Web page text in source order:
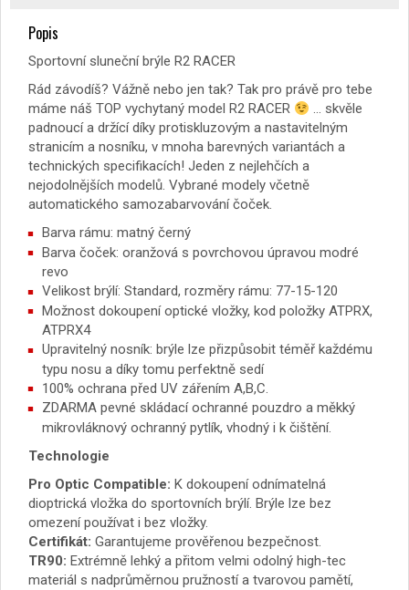
Popis
Sportovní sluneční brýle R2 RACER
Rád závodíš? Vážně nebo jen tak? Tak pro právě pro tebe
máme náš TOP vychytaný model R2 RACER
… skvěle
padnoucí a držící díky protiskluzovým a nastavitelným
stranicím a nosníku, v mnoha barevných variantách a
technických specifikacích! Jeden z nejlehčích a
nejodolnějších modelů. Vybrané modely včetně
automatického samozabarvování čoček.
Barva rámu: matný černý
Barva čoček: oranžová s povrchovou úpravou modré
revo
Velikost brýlí: Standard, rozměry rámu: 77-15-120
Možnost dokoupení optické vložky, kod položky ATPRX,
ATPRX4
Upravitelný nosník: brýle lze přizpůsobit téměř každému
typu nosu a díky tomu perfektně sedí
100% ochrana před UV zářením A,B,C.
ZDARMA pevné skládací ochranné pouzdro a měkký
mikrovláknový ochranný pytlík, vhodný i k čištění.
Technologie
Pro Optic Compatible: K dokoupení odnímatelná
dioptrická vložka do sportovních brýlí. Brýle lze bez
omezení používat i bez vložky.
Certifikát: Garantujeme prověřenou bezpečnost.
TR90: Extrémně lehký a přitom velmi odolný high-tec
materiál s nadprůměrnou pružností a tvarovou pamětí,